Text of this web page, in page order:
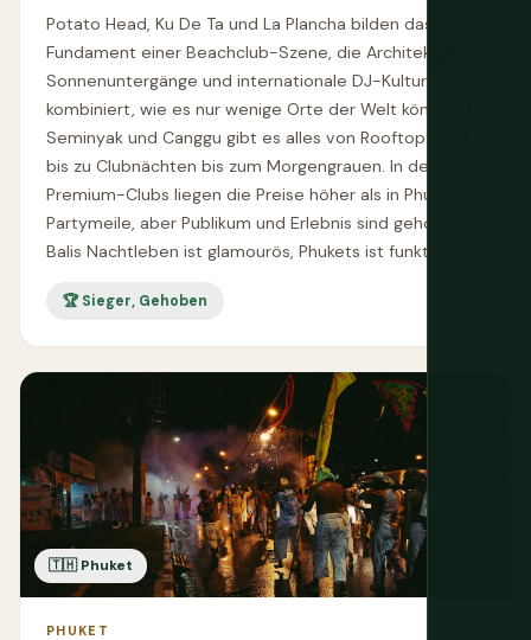
Potato Head, Ku De Ta und La Plancha bilden das
Fundament einer Beachclub-Szene, die Architektur,
Sonnenuntergänge und internationale DJ-Kultur so
kombiniert, wie es nur wenige Orte der Welt können. In
Seminyak und Canggu gibt es alles von Rooftop-Bars
bis zu Clubnächten bis zum Morgengrauen. In den
Premium-Clubs liegen die Preise höher als in Phukets
Partymeile, aber Publikum und Erlebnis sind gehobener.
Balis Nachtleben ist glamourös, Phukets ist funktional.
🏆 Sieger, Gehoben
🇹🇭 Phuket
PHUKET